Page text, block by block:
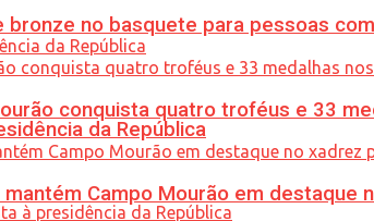
da República
bronze no basquete para pessoas
conquista quatro troféus e 33
Campo Mourão em destaque